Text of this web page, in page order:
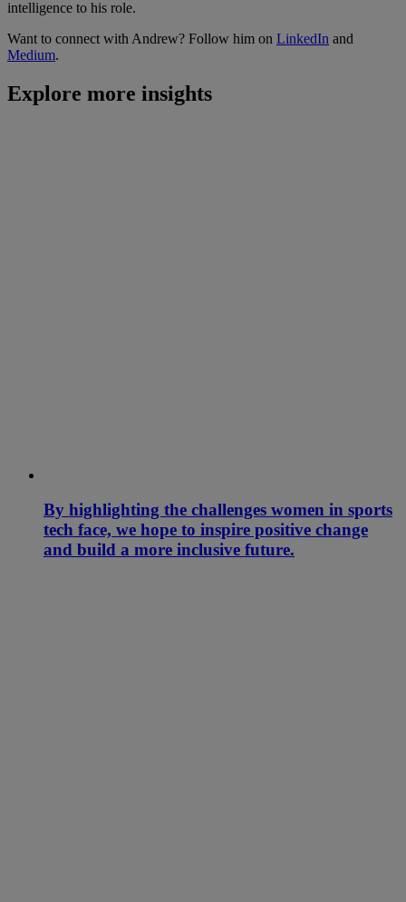
intelligence to his role.
Want to connect with Andrew? Follow him on LinkedIn and
Medium.
Explore more insights
By highlighting the challenges women in sports
tech face, we hope to inspire positive change
and build a more inclusive future.